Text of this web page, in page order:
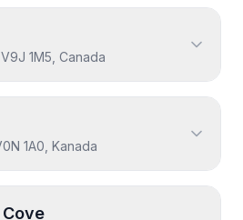
1M5, Canada
1A0, Kanada